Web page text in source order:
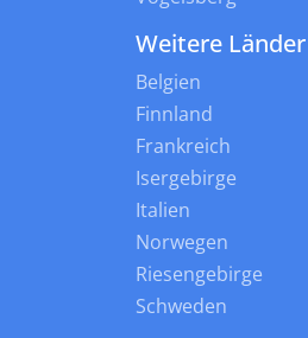
Weitere Länder
Belgien
Finnland
Frankreich
Isergebirge
Italien
Norwegen
Riesengebirge
Schweden